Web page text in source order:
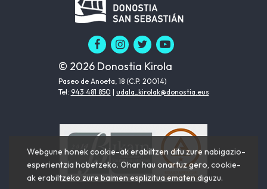
© 2026 Donostia Kirola
Paseo de Anoeta, 18 (C.P. 20014)
Tel: 943 481 850 | udala_kirolak@donostia.eus
Webgune honek cookie-ak erabiltzen ditu zure nabigazio-
esperientzia hobetzeko. Ohar hau onartuz gero, cookie-
ak erabiltzeko zure baimen esplizitua ematen diguzu.